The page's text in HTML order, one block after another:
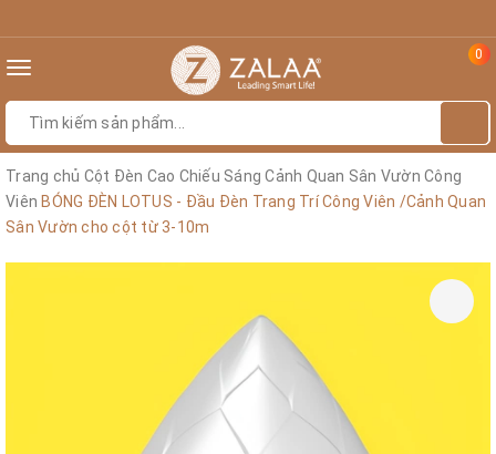
Toggle
0
Trang chủ Cột Đèn Cao Chiếu Sáng Cảnh Quan Sân Vườn Công
Viên BÓNG ĐÈN LOTUS - Đầu Đèn Trang Trí Công Viên /Cảnh Quan
Sân Vườn cho cột từ 3-10m